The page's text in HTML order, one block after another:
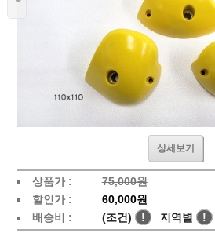
상세보기
상품가 :
75,000원
할인가 :
60,000원
배송비 :
(조건) ! 지역별 !